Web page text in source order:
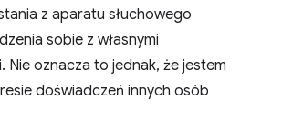
z aparatu słuchowego
sobie z własnymi
Nie oznacza to jednak, że jestem
doświadczeń innych osób